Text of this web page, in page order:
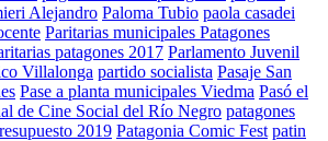
Alejandro Paloma Tubio paola casadei
Paritarias municipales Patagones
patagones 2017 Parlamento Juvenil
Villalonga partido socialista Pasaje San
Pase a planta municipales Viedma Pasó el
de Cine Social del Río Negro patagones
2019 Patagonia Comic Fest patin